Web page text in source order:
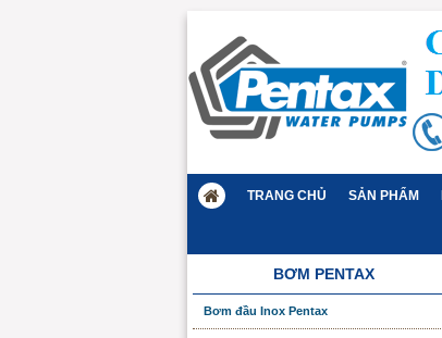
TRANG CHỦ SẢN PHẨM
BƠM PENTAX
Bơm đầu Inox Pentax